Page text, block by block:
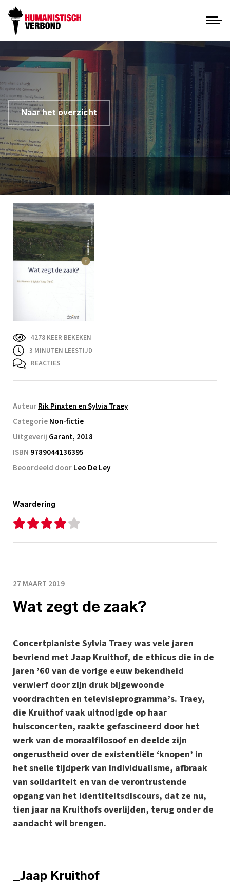
Naar het overzicht
4278 KEER BEKEKEN
3 MINUTEN LEESTIJD
REACTIES
AuteurRik Pinxten en Sylvia Traey
CategorieNon-fictie
Uitgeverij Garant, 2018
ISBN 9789044136395
Beoordeeld doorLeo De Ley
Waardering
27 MAART 2019
Wat zegt de zaak?
Concertpianiste Sylvia Traey was vele jaren
bevriend met Jaap Kruithof, de ethicus die in de
jaren ’60 van de vorige eeuw bekendheid
verwierf door zijn druk bijgewoonde
voordrachten en televisieprogramma’s. Traey,
die Kruithof vaak uitnodigde op haar
huisconcerten, raakte gefascineerd door het
werk van de moraalfilosoof en deelde zijn
ongerustheid over de existentiële ‘knopen’ in
het snelle tijdperk van individualisme, afbraak
van solidariteit en van de verontrustende
opgang van het identiteitsdiscours, dat ze nu,
tien jaar na Kruithofs overlijden, terug onder de
aandacht wil brengen.
_Jaap Kruithof